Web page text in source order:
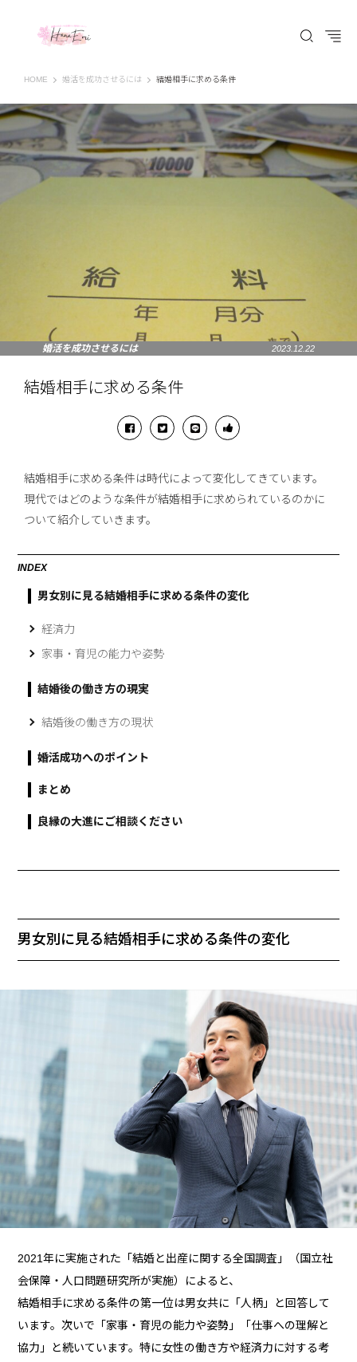
HOME はなえみ│HANAEMI│素敵な出会いを応援するWEBマガジン 広島、福山での婚活恋
婚活を成功させるには 結婚相手に求める条件
婚活を成功させるには 2023.12.22
結婚相手に求める条件
結婚相手に求める条件は時代によって変化してきています。
現代ではどのような条件が結婚相手に求められているのかに
ついて紹介していきます。
INDEX
男女別に見る結婚相手に求める条件の変化
経済力
家事・育児の能力や姿勢
結婚後の働き方の現実
結婚後の働き方の現状
婚活成功へのポイント
まとめ
良縁の大進にご相談ください
男女別に見る結婚相手に求める条件の変化
2021年に実施された「結婚と出産に関する全国調査」（国立社
会保障・人口問題研究所が実施）によると、
結婚相手に求める条件の第一位は男女共に「人柄」と回答して
います。次いで「家事・育児の能力や姿勢」「仕事への理解と
協力」と続いています。特に女性の働き方や経済力に対する考